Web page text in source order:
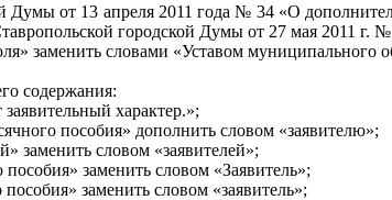
Думы от 13 апреля 2011 года № 34 «О
городской Думы от 27 мая 2011 г.
заменить словами «Уставом муниципального
содержания:
характер.»;
пособия» дополнить словом «заявителю»;
заменить словом «заявителей»;
заменить словом «Заявитель»;
заменить словом «заявитель»;